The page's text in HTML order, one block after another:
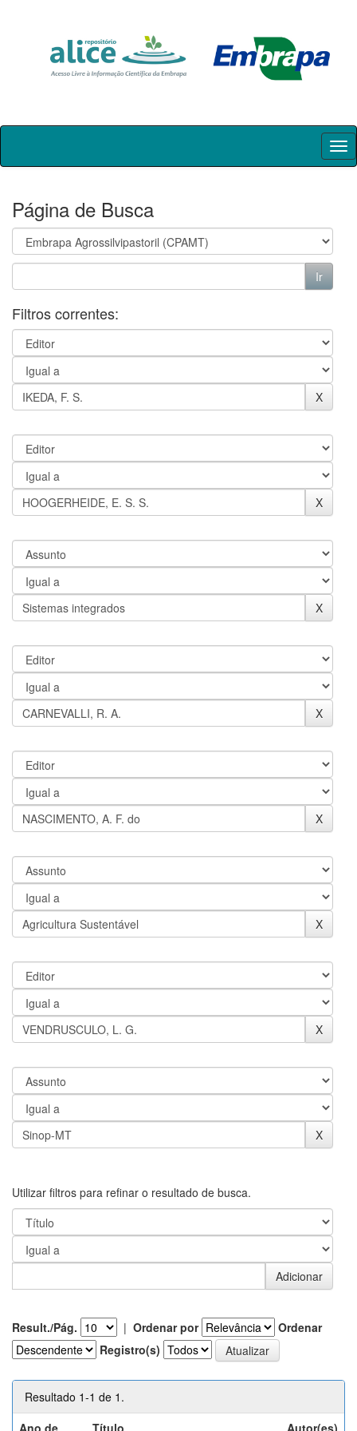
Skip
Página de Busca
Filtros correntes:
Utilizar filtros para refinar o resultado de busca.
Result./Pág. | Ordenar por
Ordenar
Registro(s)
Resultado 1-1 de 1.
Ano de
Título Autor(es)